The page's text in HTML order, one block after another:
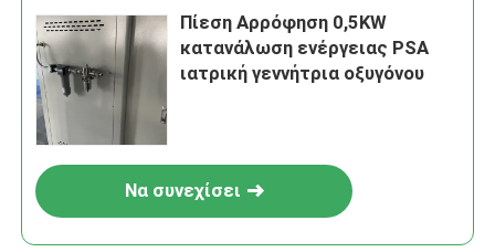
Πίεση Αρρόφηση 0,5KW
κατανάλωση ενέργειας PSA
ιατρική γεννήτρια οξυγόνου
Να συνεχίσει